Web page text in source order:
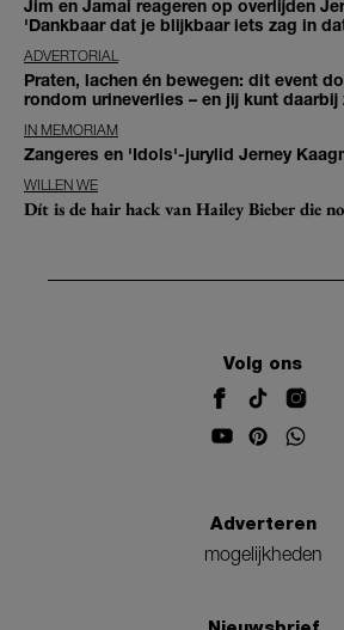
Jim en Jamai reageren op overlijden
'Dankbaar dat je blijkbaar iets zag in
ADVERTORIAL
Praten, lachen én bewegen: dit event
rondom urineverlies – en jij kunt daarbij
IN MEMORIAM
Zangeres en 'Idols'-jurylid Jerney
WILLEN WE
Dít is de hair hack van Hailey Bieber die
Volg ons
Adverteren
mogelijkheden